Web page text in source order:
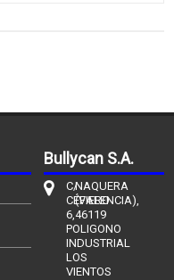
Bullycan S.A.
C/
CÉFIERO
6,
POLIGONO
INDUSTRIAL
LOS
VIENTOS
NAQUERA
(VALENCIA),
46119